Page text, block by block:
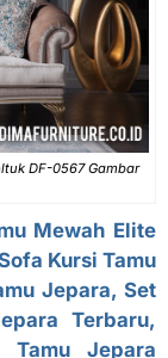
DF-0567 Gambar
Mewah Elite
Kursi Tamu
Jepara, Set
Terbaru,
Tamu Jepara